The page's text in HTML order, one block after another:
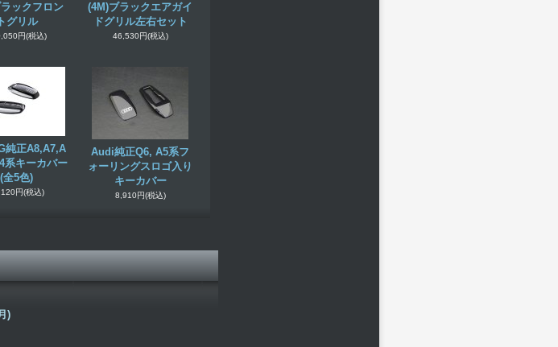
ックフロン
トグリル
円(税込)
(4M)ブラックエアガイ
ドグリル左右セット
46,530円(税込)
純正A8,A7,A
系キーカバー
(全5色)
円(税込)
Audi純正Q6, A5系フ
ォーリングスロゴ入り
キーカバー
8,910円(税込)
)